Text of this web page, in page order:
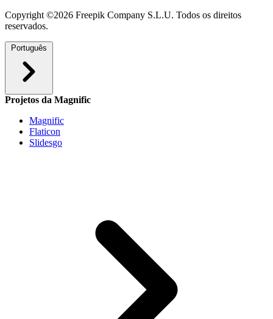
Copyright ©2026 Freepik Company S.L.U. Todos os direitos
reservados.
Português
Projetos da Magnific
Magnific
Flaticon
Slidesgo